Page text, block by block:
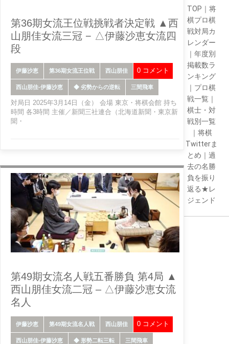
第36期女流王位戦挑戦者決定戦 ▲西
山朋佳女流三冠 − △伊藤沙恵女流四
段
伊藤沙恵 第36期女流王位戦 西山朋佳
西山朋佳-伊藤沙恵 ◆ 劣勢からの逆転 三間飛車
0 コメント
対局日 2025年3月14日（金） 会場 東京・将棋会館 持ち
時間 各3時間 主催／新聞三社連合（北海道新聞・東京新
聞・
第49期女流名人戦五番勝負 第4局 ▲
西山朋佳女流二冠 – △伊藤沙恵女流
名人
伊藤沙恵 第49期女流名人戦 西山朋佳
西山朋佳-伊藤沙恵 ◆ 形勢二転三転 三間飛車
0 コメント
TOP ｜ 将
棋プロ棋
戦対局カ
レンダー
｜ 年度別
掲載数ラ
ンキング
｜ プロ棋
戦一覧 ｜
棋士・対
戦別一覧
｜ 将棋
Twitterま
とめ ｜ 過
去の名勝
負を振り
返る★レ
ジェンド